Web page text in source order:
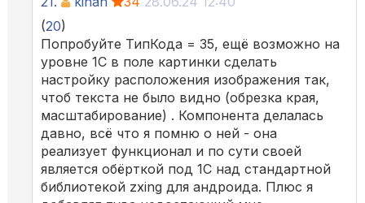
(20)
Попробуйте ТипКода = 35, ещё возможно на
уровне 1С в поле картинки сделать
настройку расположения изображения так,
чтоб текста не было видно (обрезка края,
масштабирование) . Компонента делалась
давно, всё что я помню о ней - она
реализует функционал и по сути своей
является обёрткой под 1С над стандартной
библиотекой zxing для андроида. Плюс я